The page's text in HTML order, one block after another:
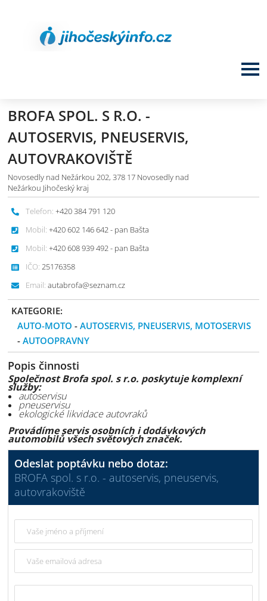
BROFA SPOL. S R.O. -
AUTOSERVIS, PNEUSERVIS,
AUTOVRAKOVIŠTĚ
Novosedly nad Nežárkou 202, 378 17 Novosedly nad
Nežárkou Jihočeský kraj
Telefon: +420 384 791 120
Mobil: +420 602 146 642 - pan Bašta
Mobil: +420 608 939 492 - pan Bašta
IČO: 25176358
Email: autabrofa@seznam.cz
KATEGORIE:
AUTO-MOTO -AUTOSERVIS, PNEUSERVIS, MOTOSERVIS
-AUTOOPRAVNY
Popis činnosti
Společnost Brofa spol. s r.o. poskytuje komplexní
služby:
autoservisu
pneuservisu
ekologické likvidace autovraků
Provádíme servis osobních i dodávkových
automobilů všech světových značek.
Odeslat poptávku nebo dotaz:
BROFA spol. s r.o. - autoservis, pneuservis,
autovrakoviště